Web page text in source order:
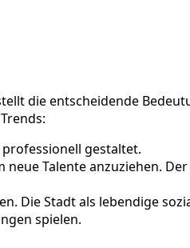
die entscheidende
gestaltet.
Talente anzuziehen.
Die Stadt als lebendige
spielen.